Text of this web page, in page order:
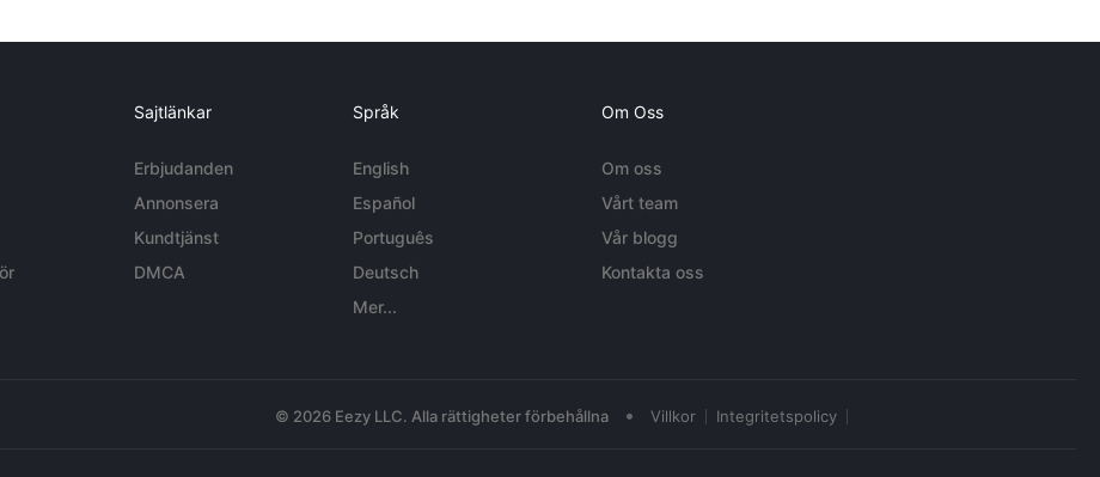
Sajtlänkar
Erbjudanden
Annonsera
Kundtjänst
DMCA
Språk
English
Español
Português
Deutsch
Mer...
Om Oss
Om oss
Vårt team
Vår blogg
Kontakta oss
© 2026 Eezy LLC. Alla rättigheter förbehållna • Villkor Integritetspolicy